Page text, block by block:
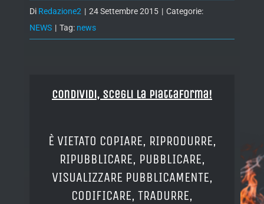
Di Redazione2 | 24 Settembre 2015 | Categorie:
NEWS | Tag: news
Condividi, Scegli la piattaforma!
È VIETATO COPIARE, RIPRODURRE,
RIPUBBLICARE, PUBBLICARE,
VISUALIZZARE PUBBLICAMENTE,
CODIFICARE, TRADURRE,